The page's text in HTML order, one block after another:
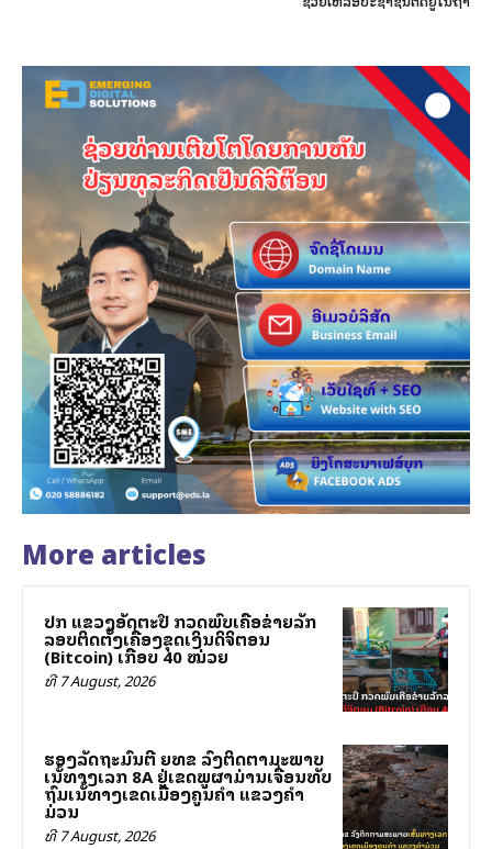
More articles
ປກສ ແຂວງອັດຕະປື ກວດພົບເຄືອຂ່າຍລັກ
ລອບຕິດຕັ້ງເຄື່ອງຂຸດເງິນດິຈິຕອນ
(Bitcoin) ເກືອບ 40 ໝ່ວຍ
ທີ 7 August, 2026
ຮອງລັດຖະມົນຕີ ຍທຂ ລົງຕິດຕາມສະພາບ
ເສັ້ນທາງເລກ 8A ຢູ່ເຂດພູຜາມ່ານເຈື່ອນທັບ
ຖົມເສັ້ນທາງເຂດເມືອງຄູນຄໍາ ແຂວງຄໍາ
ມ່ວນ
ທີ 7 August, 2026